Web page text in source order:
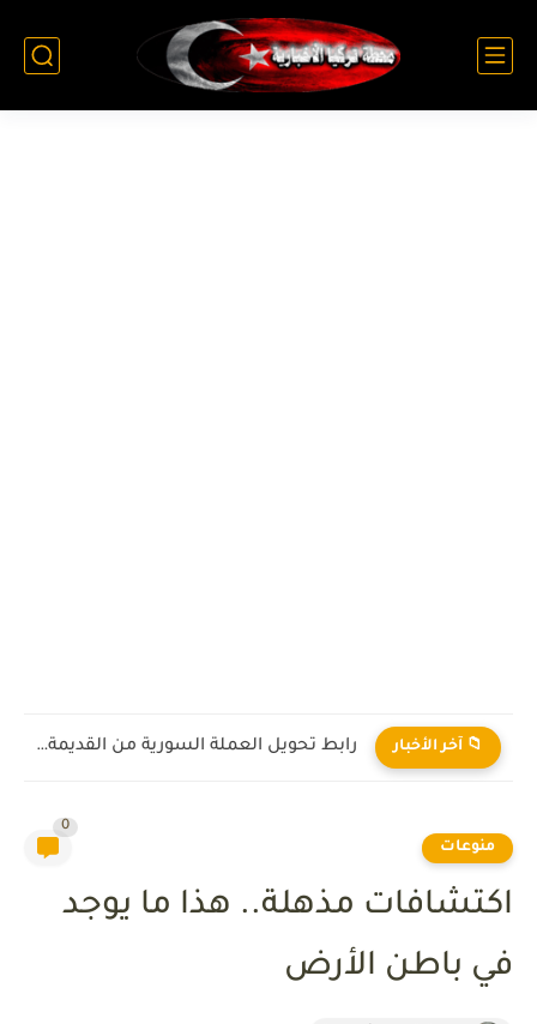
📁 آخر الأخبار رابط تحويل العملة السورية من القديمة إلى الجديدة 2026
منوعات
0
اكتشافات مذهلة.. هذا ما يوجد
في باطن الأرض